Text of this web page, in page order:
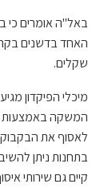
שקלים.
מיכלי הפיקדון